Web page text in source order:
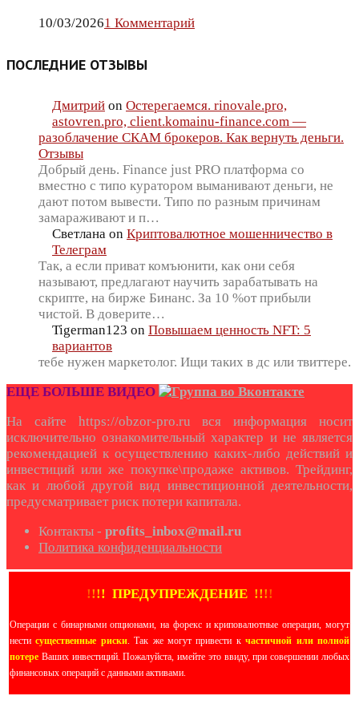
10/03/20261 Комментарий
ПОСЛЕДНИЕ ОТЗЫВЫ
Дмитрий on Остерегаемся. rinovale.pro,
astovren.pro, client.komainu-finance.com —
разоблачение СКАМ брокеров. Как вернуть деньги.
Отзывы
Добрый день. Finance just PRO платформа со
вместно с типо куратором выманивают деньги, не
дают потом вывести. Типо по разным причинам
замараживают и п…
Светлана on Криптовалютное мошенничество в
Телеграм
Так, а если приват комъюнити, как они себя
называют, предлагают научить зарабатывать на
скрипте, на бирже Бинанс. За 10 %от прибыли
чистой. В доверите…
Tigerman123 on Повышаем ценность NFT: 5
вариантов
тебе нужен маркетолог. Ищи таких в дс или твиттере.
ЕЩЕ БОЛЬШЕ ВИДЕО
На сайте https://obzor-pro.ru вся информация носит
исключительно ознакомительный характер и не является
рекомендацией к осуществлению каких-либо действий и
инвестиций или же покупке\продаже активов. Трейдинг,
как и любой другой вид инвестиционной деятельности,
предусматривает риск потери капитала.
Контакты - profits_inbox@mail.ru
Политика конфиденциальности
!!!! ПРЕДУПРЕЖДЕНИЕ !!!!
Операции с бинарными опционами, на форекс и криповалютные операции, могут
нестисущественные риски. Так же могут привести кчастичной или полной
потере Ваших инвестиций. Пожалуйста, имейте это ввиду, при совершении любых
финансовых операций с данными активами.